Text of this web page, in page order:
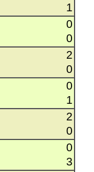
1
0
0
2
0
0
1
2
0
0
3